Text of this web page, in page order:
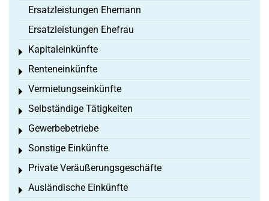
Ersatzleistungen Ehemann
Ersatzleistungen Ehefrau
Kapitaleinkünfte
Toggle menu
Renteneinkünfte
Toggle menu
Vermietungseinkünfte
Toggle menu
Selbständige Tätigkeiten
Toggle menu
Gewerbebetriebe
Toggle menu
Sonstige Einkünfte
Toggle menu
Private Veräußerungsgeschäfte
Toggle menu
Ausländische Einkünfte
Toggle menu